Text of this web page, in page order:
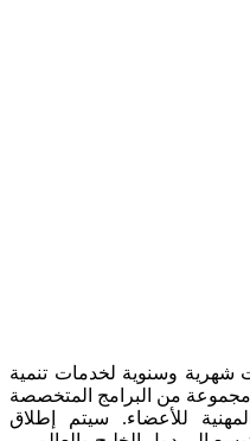
شهرية وسنوية لخدمات تنمية
مجموعة من البرامج المتخصصة
للأعضاء. سيتم إطلاق